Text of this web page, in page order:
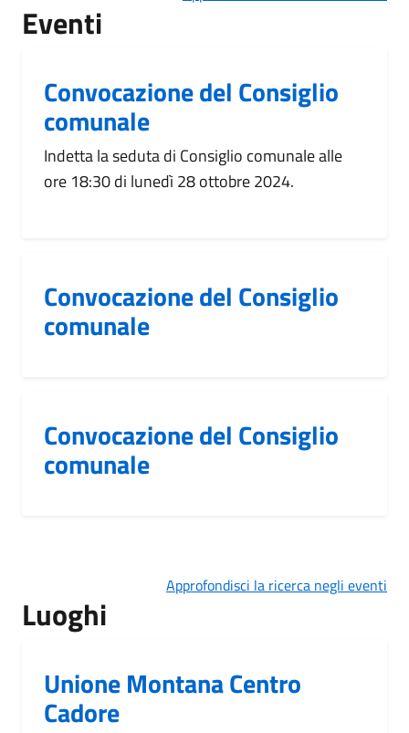
Eventi
Convocazione del Consiglio
comunale
Indetta la seduta di Consiglio comunale alle
ore 18:30 di lunedì 28 ottobre 2024.
Convocazione del Consiglio
comunale
Convocazione del Consiglio
comunale
Approfondisci la ricerca negli eventi
Luoghi
Unione Montana Centro
Cadore